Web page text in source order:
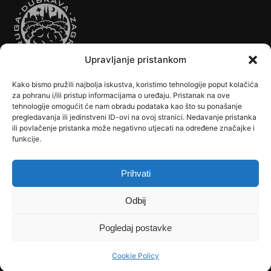
Upravljanje pristankom
Kako bismo pružili najbolja iskustva, koristimo tehnologije poput kolačića
za pohranu i/ili pristup informacijama o uređaju. Pristanak na ove
tehnologije omogućit će nam obradu podataka kao što su ponašanje
pregledavanja ili jedinstveni ID-ovi na ovoj stranici. Nedavanje pristanka
ili povlačenje pristanka može negativno utjecati na određene značajke i
funkcije.
Prihvati
Odbij
Pogledaj postavke
Cookie Policy
Automobilizam Biciklizam
Borilački Sportovi
Cookie Policy (EU)
Crkve, samostani i župni uredi
Dječji vrtići
Drugi sportovi
Društva, klubovi, savezi, udruge
Dubrava u Srcu
Edukacija
Tramvaji